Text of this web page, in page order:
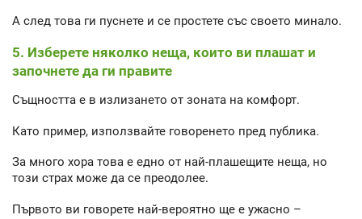
А след това ги пуснете и се простете със своето минало.
5. Изберете няколко неща, които ви плашат и
започнете да ги правите
Същността е в излизането от зоната на комфорт.
Като пример, използвайте говоренето пред публика.
За много хора това е едно от най-плашещите неща, но
този страх може да се преодолее.
Първото ви говорете най-вероятно ще е ужасно –